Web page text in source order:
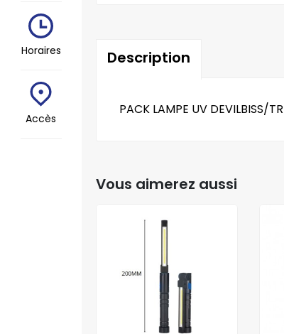
Description
PACK LAMPE UV DEVILBISS/
Vous aimerez aussi
Horaires
Accès